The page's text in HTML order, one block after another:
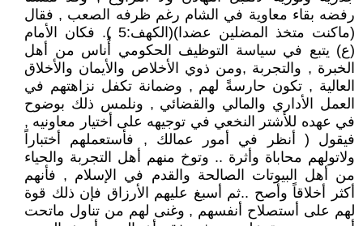
رفضه بقاء معاوية في الشام رغم ظرفه الصعب , فقال
(ماكنت متخذ المضلين عضدا)(الكهف:5 ). فكان الأمام
(ع) يتبع في سياسة التوظيف الحكومي أُناس من أهل
الخبرة , والتجربة ,ومن ذوي الأخلاص والأيمان والأخلاق
العالية , تكون حارسةً لهم , وضمانة تكفل نزاهتهم في
العمل الأداري والمالي والقضائي , ونلمس ذلك بوضوح
في عهده للأشتر النخعي في توجيهه على أختيار معاونيه ,
فيقول ( أنظر في أمور عمالك , فأستعملهم أختباراً
ولاتولهم محاباة وأثرة .. وتوخ منهم أهل التجربة والحياء
من أهل البيوتات الصالحة والقدم في الإسلام , فأنهم
أكثر أخلاقاً وأصح ..ثم أسبغ عليهم الأرزاق فإن ذلك قوة
لهم على أستصلاح أنفسهم , وغنى لهم من تناول ماتحت